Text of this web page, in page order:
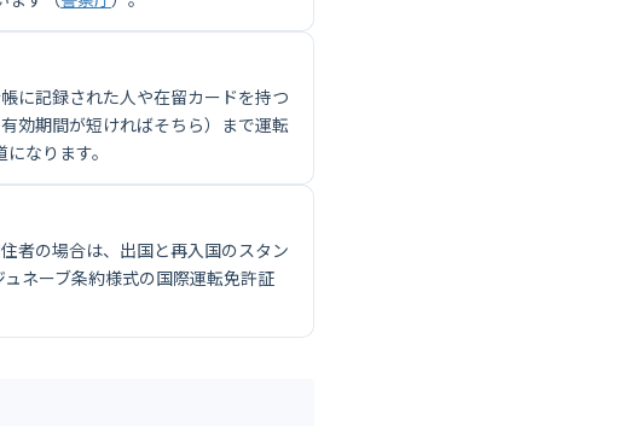
に記録された人や在留カードを持つ
効期間が短ければそちら）まで運転
なります。
者の場合は、出国と再入国のスタン
ネーブ条約様式の国際運転免許証